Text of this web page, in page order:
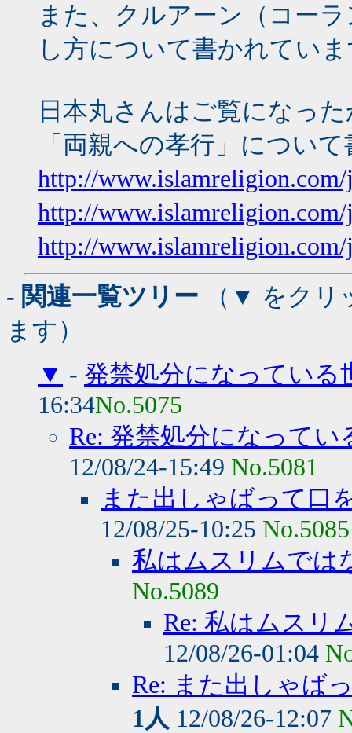
また、クルアーン（コー
し方について書かれてい
日本丸さんはご覧になっ
「両親への孝行」につい
http://
http://
http://
- 関連一覧ツリー （▼ をクリ
ます）
▼ - 発禁処分になっている
16:34No.5075
Re: 発禁処分になって
12/08/24-15:49 No.5081
また出しゃばって口
12/08/25-10:25 No.5085
私はムスリムでは
No.5089
Re: 私はムスリ
12/08/26-01:04
Re: また出しゃば
1人 12/08/26-12:07